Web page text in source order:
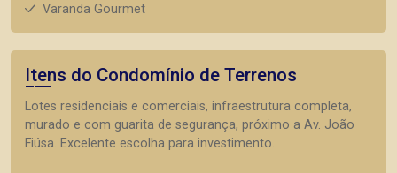
Varanda Gourmet
Itens do Condomínio de Terrenos
Lotes residenciais e comerciais, infraestrutura completa,
murado e com guarita de segurança, próximo a Av. João
Fiúsa. Excelente escolha para investimento.